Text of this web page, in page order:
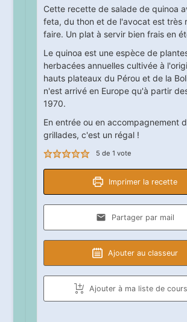
Cette recette de salade de quinoa
feta, du thon et de l'avocat est très
faire. Un plat à servir bien frais en
Le quinoa est une espèce de
herbacées annuelles cultivée à
hauts plateaux du Pérou et de la
n'est arrivé en Europe qu'à partir
1970.
En entrée ou en accompagnement
grillades, c'est un régal !
5 de 1 vote
Imprimer la recette
Partager par mail
Ajouter au classeur
Ajouter à ma liste de